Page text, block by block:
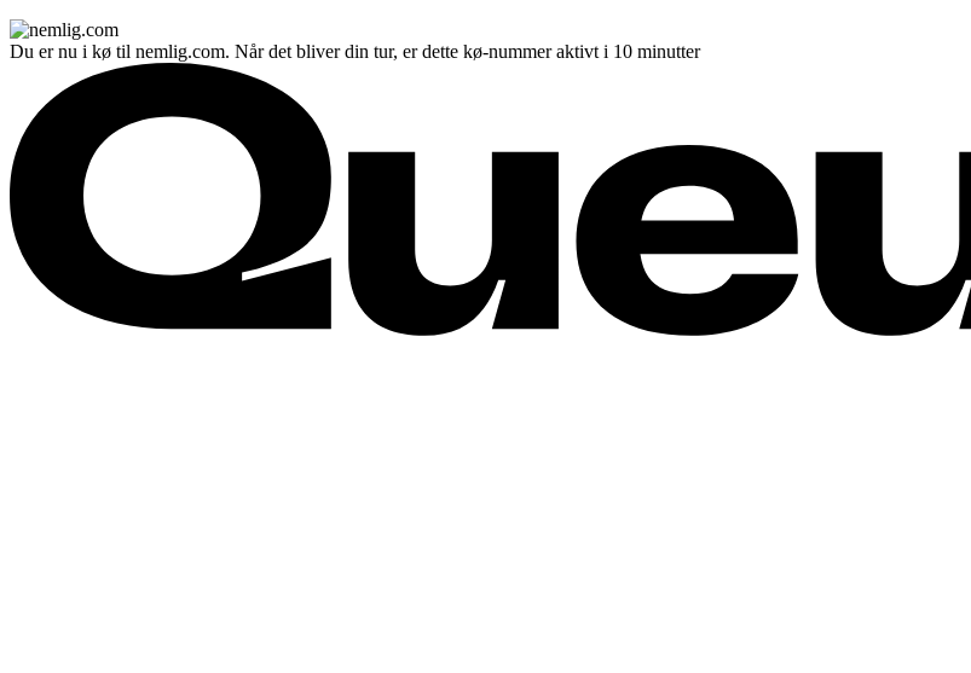
Du er nu i kø til nemlig.com. Når det bliver din tur, er dette kø-nummer aktivt i 10 minutter